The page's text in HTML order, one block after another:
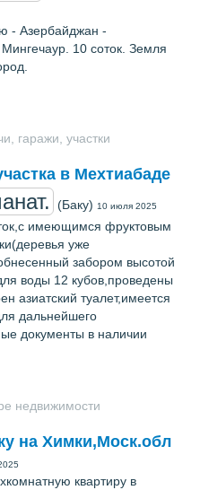
- Азербайджан -
10 соток. Земля
гаражи, участки
в Мехтиабаде
(Баку) 10 июля 2025
имеющимся фруктовым
уже
забором высотой
воды 12 кубов,проведены
азиатский туалет,имеется
дальнейшего
документы в наличии
недвижимости
на Химки,Моск.обл
квартиру в